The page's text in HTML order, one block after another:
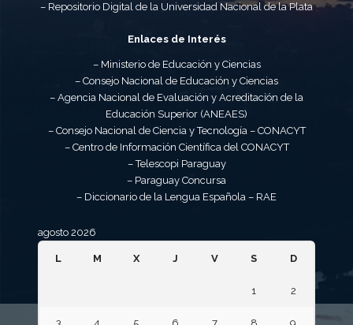
– Repositorio Digital de la Universidad Nacional de la Plata
Enlaces de Interés
– Ministerio de Educación y Ciencias
– Consejo Nacional de Educación y Ciencias
– Agencia Nacional de Evaluación y Acreditación de la
Educación Superior (ANEAES)
– Consejo Nacional de Ciencia y Tecnología – CONACYT
– Centro de Información Científica del CONACYT
– Telescopi Paraguay
– Paraguay Concursa
– Diccionario de la Lengua Española – RAE
agosto 2026
L M X J V S D
1 2